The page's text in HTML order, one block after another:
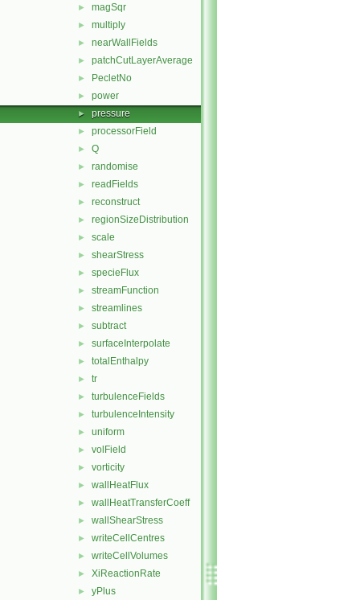
► magSqr
► multiply
► nearWallFields
► patchCutLayerAverage
► PecletNo
► power
► pressure
► processorField
► Q
► randomise
► readFields
► reconstruct
► regionSizeDistribution
► scale
► shearStress
► specieFlux
► streamFunction
► streamlines
► subtract
► surfaceInterpolate
► totalEnthalpy
► tr
► turbulenceFields
► turbulenceIntensity
► uniform
► volField
► vorticity
► wallHeatFlux
► wallHeatTransferCoeff
► wallShearStress
► writeCellCentres
► writeCellVolumes
► XiReactionRate
► yPlus